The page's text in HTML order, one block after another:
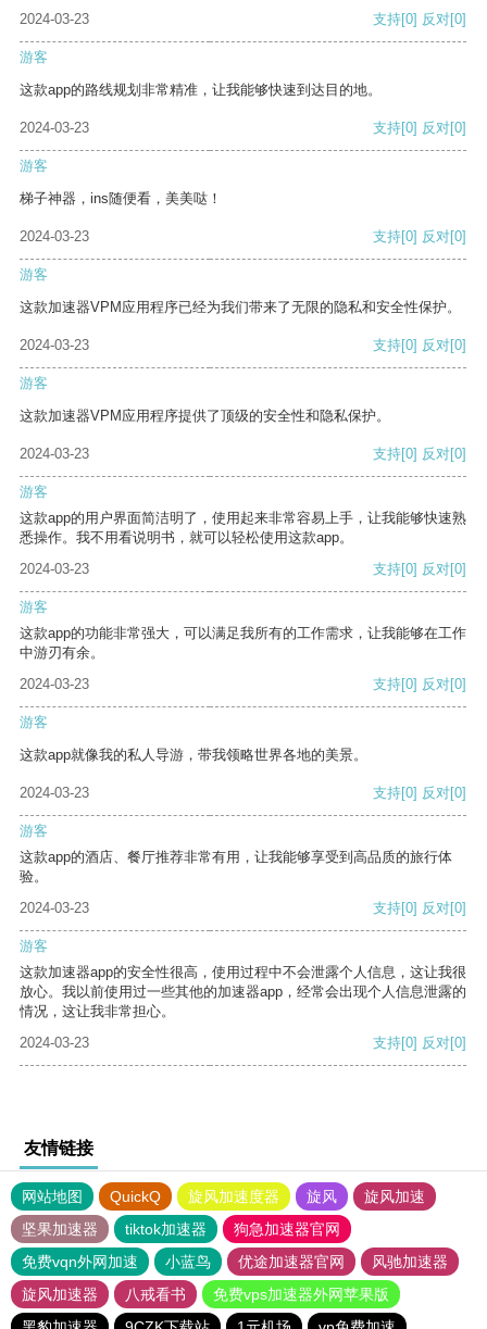
2024-03-23 支持[0] 反对[0]
游客
这款app的路线规划非常精准，让我能够快速到达目的地。
2024-03-23 支持[0] 反对[0]
游客
梯子神器，ins随便看，美美哒！
2024-03-23 支持[0] 反对[0]
游客
这款加速器VPM应用程序已经为我们带来了无限的隐私和安全性保护。
2024-03-23 支持[0] 反对[0]
游客
这款加速器VPM应用程序提供了顶级的安全性和隐私保护。
2024-03-23 支持[0] 反对[0]
游客
这款app的用户界面简洁明了，使用起来非常容易上手，让我能够快速熟
悉操作。我不用看说明书，就可以轻松使用这款app。
2024-03-23
支持[0] 反对[0]
游客
这款app的功能非常强大，可以满足我所有的工作需求，让我能够在工作
中游刃有余。
2024-03-23
支持[0] 反对[0]
游客
这款app就像我的私人导游，带我领略世界各地的美景。
2024-03-23 支持[0] 反对[0]
游客
这款app的酒店、餐厅推荐非常有用，让我能够享受到高品质的旅行体
验。
2024-03-23
支持[0] 反对[0]
游客
这款加速器app的安全性很高，使用过程中不会泄露个人信息，这让我很
放心。我以前使用过一些其他的加速器app，经常会出现个人信息泄露的
情况，这让我非常担心。
2024-03-23
支持[0] 反对[0]
友情链接
网站地图 QuickQ 旋风加速度器 旋风
旋风加速
坚果加速器
tiktok加速器
狗急加速器官网
免费vqn外网加速
小蓝鸟 优途加速器官网
风驰加速器
旋风加速器
八戒看书
免费vps加速器外网苹果版